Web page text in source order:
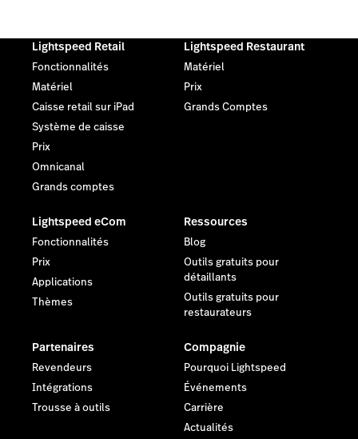
Lightspeed Retail
Fonctionnalités
Matériel
Caisse retail sur iPad
Système de caisse
Prix
Omnicanal
Grands comptes
Lightspeed Restaurant
Matériel
Prix
Grands Comptes
Lightspeed eCom
Fonctionnalités
Prix
Applications
Thèmes
Ressources
Blog
Outils gratuits pour
détaillants
Outils gratuits pour
restaurateurs
Partenaires
Revendeurs
Intégrations
Trousse à outils
Compagnie
Pourquoi Lightspeed
Événements
Carrière
Actualités